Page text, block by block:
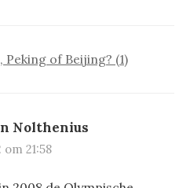
of Beijing? (1)
Nolthenius
21:58